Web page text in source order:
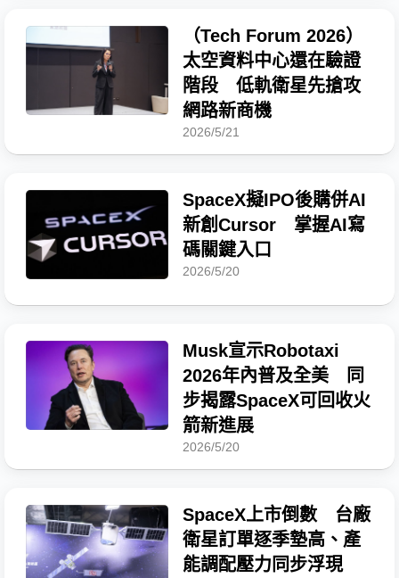
（Tech Forum 2026）
太空資料中心還在驗證
階段 低軌衛星先搶攻
網路新商機
2026/5/21
SpaceX擬IPO後購併AI
新創Cursor 掌握AI寫
碼關鍵入口
2026/5/20
Musk宣示Robotaxi
2026年內普及全美 同
步揭露SpaceX可回收火
箭新進展
2026/5/20
SpaceX上市倒數 台廠
衛星訂單逐季墊高、產
能調配壓力同步浮現